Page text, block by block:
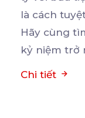
là cách
Hãy cùng
kỷ niệm trở
Chi tiết